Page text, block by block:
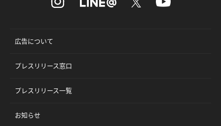
広告について
プレスリリース窓口
プレスリリース一覧
お知らせ